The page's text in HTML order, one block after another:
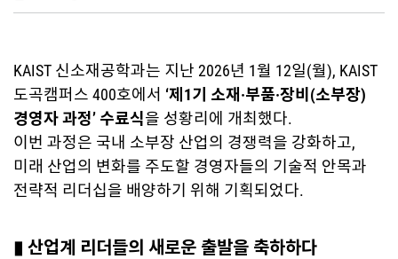
KAIST 신소재공학과는 지난 2026년 1월 12일(월), KAIST
도곡캠퍼스 400호에서 ‘제1기 소재·부품·장비(소부장)
경영자 과정’ 수료식을 성황리에 개최했다.
이번 과정은 국내 소부장 산업의 경쟁력을 강화하고,
미래 산업의 변화를 주도할 경영자들의 기술적 안목과
전략적 리더십을 배양하기 위해 기획되었다.
▮ 산업계 리더들의 새로운 출발을 축하하다